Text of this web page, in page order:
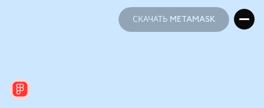
СКАЧАТЬ METAMASK